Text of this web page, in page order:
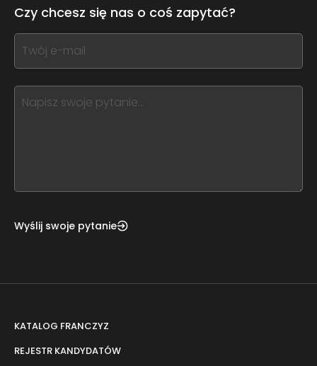
this
form
field
blank
Czy chcesz się nas o coś zapytać?
If
you
this,
leave
Wyślij swoje pytanie
KATALOG FRANCZYZ
REJESTR KANDYDATÓW